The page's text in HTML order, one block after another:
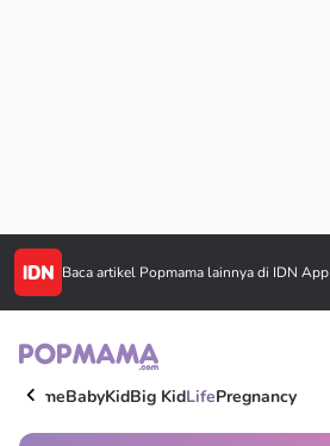
Baca artikel Popmama lainnya di IDN App
HomeBabyKidBig KidLifePregnancy